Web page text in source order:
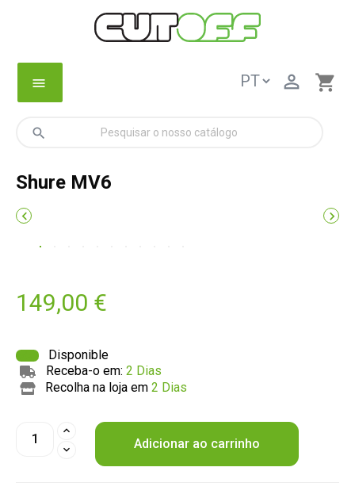
menu shopping_cart

search
Shure MV6
 
149,00 €
Disponible
Receba-o em:2 Dias
Recolha na loja em2 Dias
Adicionar ao carrinho